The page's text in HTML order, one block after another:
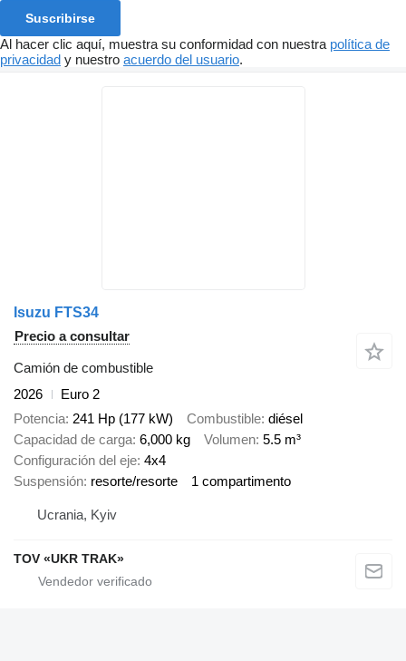
Suscribirse
Al hacer clic aquí, muestra su conformidad con nuestra política de
privacidad y nuestro acuerdo del usuario.
Isuzu FTS34
Precio a consultar
Camión de combustible
2026
Euro 2
Potencia 241 Hp (177 kW) Combustible diésel
Capacidad de carga 6,000 kg Volumen 5.5 m³
Configuración del eje 4x4
Suspensión resorte/resorte 1 compartimento
Ucrania, Kyiv
TOV «UKR TRAK»